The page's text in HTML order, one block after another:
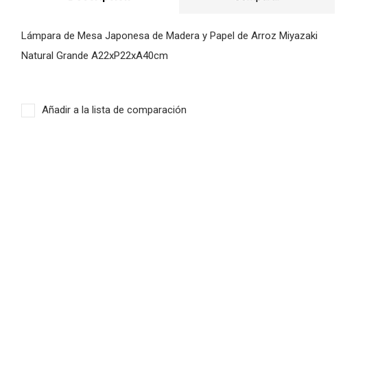
Lámpara de Mesa Japonesa de Madera y Papel de Arroz Miyazaki
Natural Grande A22xP22xA40cm
Añadir a la lista de comparación